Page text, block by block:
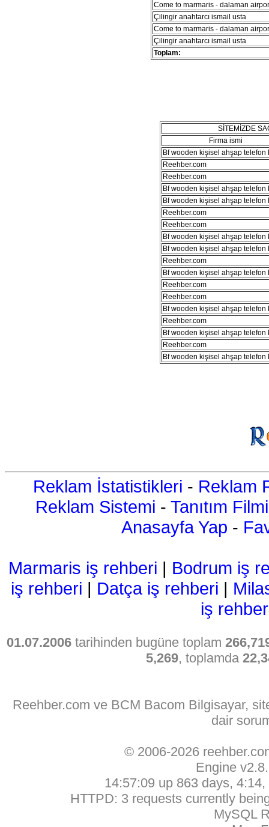
Come to marmaris - dalaman
Çilingir anahtarcı ismail usta
Come to marmaris - dalaman
Çilingir anahtarcı ismail usta
Toplam:
SİTEMİZDE
Firma ismi
Bf wooden kişisel ahşap telefon
Reehber.com
Reehber.com
Bf wooden kişisel ahşap telefon
Bf wooden kişisel ahşap telefon
Reehber.com
Reehber.com
Bf wooden kişisel ahşap telefon
Bf wooden kişisel ahşap telefon
Reehber.com
Bf wooden kişisel ahşap telefon
Reehber.com
Reehber.com
Bf wooden kişisel ahşap telefon
Reehber.com
Bf wooden kişisel ahşap telefon
Reehber.com
Bf wooden kişisel ahşap telefon
Reklam İstatistikleri - Reklam
Reklam Sistemi - Tanıtım Filmi
Anasayfa Yap -
Marmaris iş rehberi | Bodrum iş
iş rehberi | Datça iş rehberi |
iş
01.07.2006 tarihinden bugüne toplam
5,269, toplamda
Reehber.com ve BCM Bacom Bilgisayar,
dair
© 2006-2026
Engine
14:57:09 up 863 days,
HTTPD: 3 requests currently
MySQL